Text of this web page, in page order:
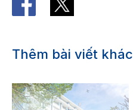
Thêm bài viết khác